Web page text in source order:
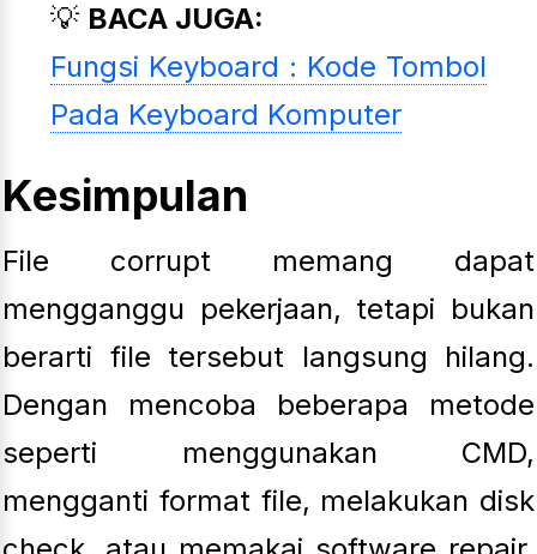
💡 BACA JUGA:
Fungsi Keyboard : Kode Tombol
Pada Keyboard Komputer
Kesimpulan
File corrupt memang dapat
mengganggu pekerjaan, tetapi bukan
berarti file tersebut langsung hilang.
Dengan mencoba beberapa metode
seperti menggunakan CMD,
mengganti format file, melakukan disk